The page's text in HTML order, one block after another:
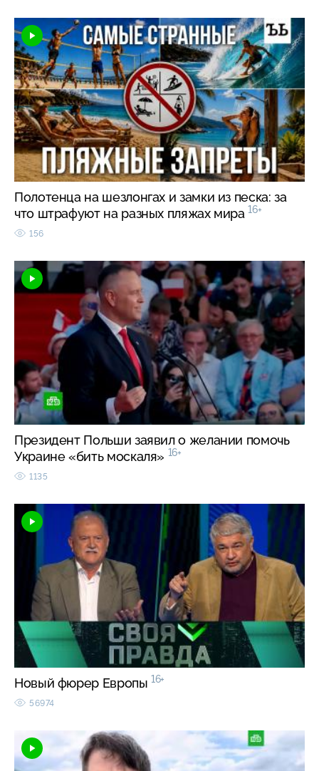
Полотенца на шезлонгах и замки из песка: за
что штрафуют на разных пляжах мира 16+
156
Президент Польши заявил о желании помочь
Украине «бить москаля» 16+
1135
Новый фюрер Европы 16+
56974